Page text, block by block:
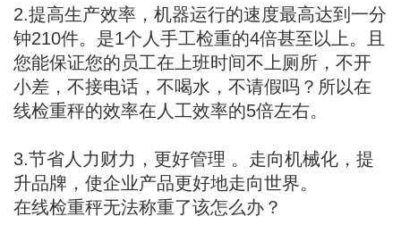
2.提高生产效率，机器运行的速度最高达到一分
钟210件。是1个人手工检重的4倍甚至以上。且
您能保证您的员工在上班时间不上厕所，不开
小差，不接电话，不喝水，不请假吗？所以在
线检重秤的效率在人工效率的5倍左右。
3.节省人力财力，更好管理 。走向机械化，提
升品牌，使企业产品更好地走向世界。
在线检重秤无法称重了该怎么办？